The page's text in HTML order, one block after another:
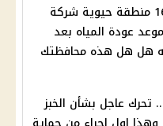
بيان هام لسكان 16 منطقة حيوية شركة
عودة المياه بعد
12 ساعه هل هل هذه محافظتك
.. تحرك عاجل بشأن الخبز